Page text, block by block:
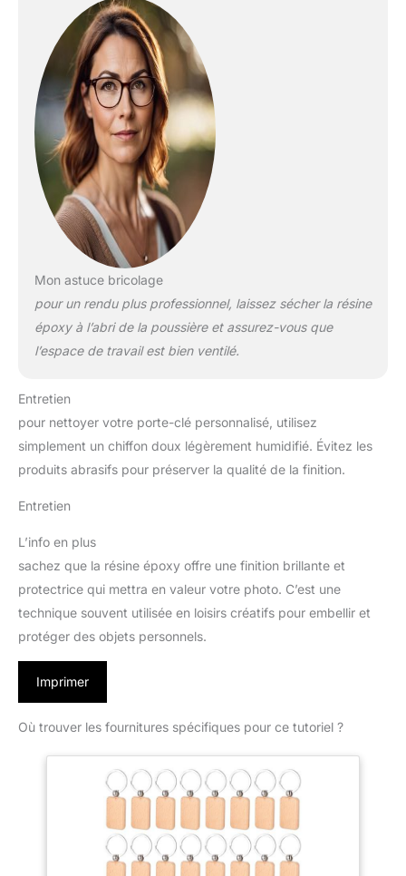
Mon astuce bricolage
pour un rendu plus professionnel, laissez sécher la résine
époxy à l’abri de la poussière et assurez-vous que
l’espace de travail est bien ventilé.
Entretien
pour nettoyer votre porte-clé personnalisé, utilisez
simplement un chiffon doux légèrement humidifié. Évitez les
produits abrasifs pour préserver la qualité de la finition.
Entretien
L’info en plus
sachez que la résine époxy offre une finition brillante et
protectrice qui mettra en valeur votre photo. C’est une
technique souvent utilisée en loisirs créatifs pour embellir et
protéger des objets personnels.
Imprimer
Où trouver les fournitures spécifiques pour ce tutoriel ?